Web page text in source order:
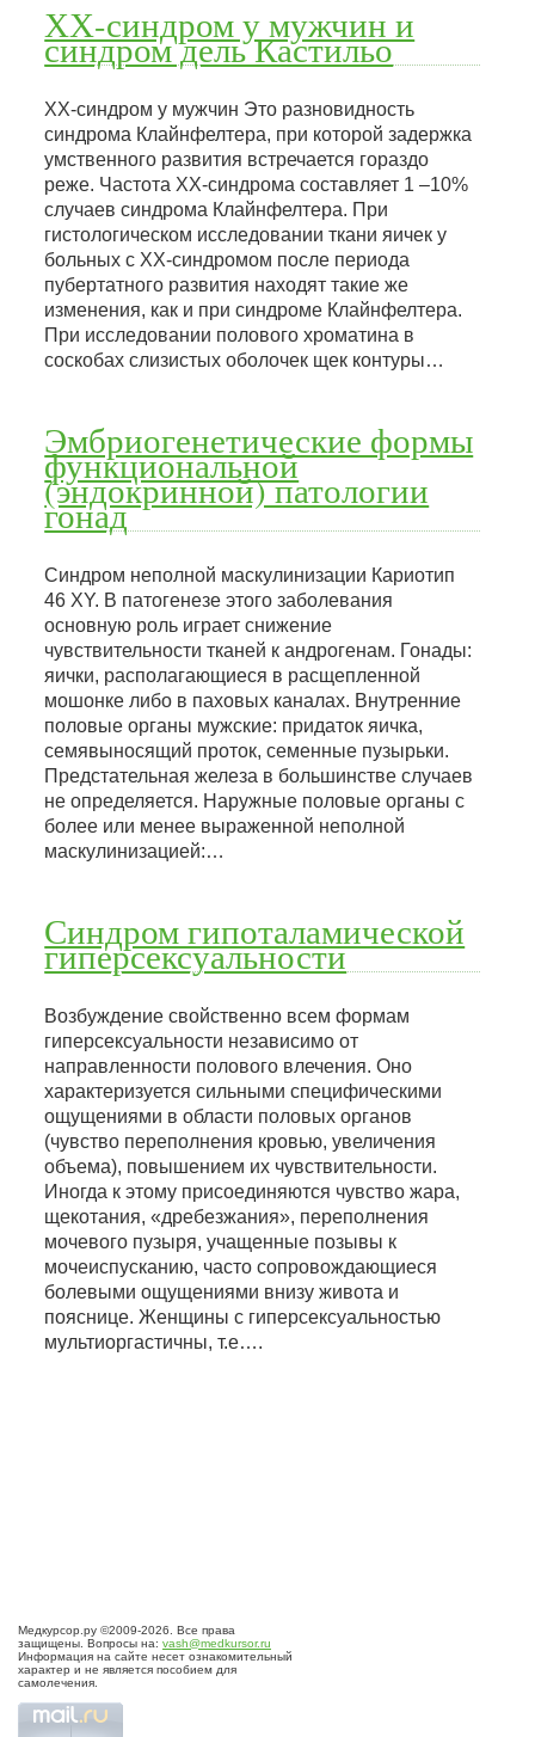
ХХ-синдром у мужчин и
синдром дель Кастильо
ХХ-синдром у мужчин Это разновидность
синдрома Клайнфелтера, при которой задержка
умственного развития встречается гораздо
реже. Частота ХХ-синдрома составляет 1 –10%
случаев синдрома Клайнфелтера. При
гистологическом исследовании ткани яичек у
больных с ХХ-синдромом после периода
пубертатного развития находят такие же
изменения, как и при синдроме Клайнфелтера.
При исследовании полового хроматина в
соскобах слизистых оболочек щек контуры…
Эмбриогенетические формы
функциональной
(эндокринной) патологии
гонад
Синдром неполной маскулинизации Кариотип
46 XY. В патогенезе этого заболевания
основную роль играет снижение
чувствительности тканей к андрогенам. Гонады:
яички, располагающиеся в расщепленной
мошонке либо в паховых каналах. Внутренние
половые органы мужские: придаток яичка,
семявыносящий проток, семенные пузырьки.
Предстательная железа в большинстве случаев
не определяется. Наружные половые органы с
более или менее выраженной неполной
маскулинизацией:…
Синдром гипоталамической
гиперсексуальности
Возбуждение свойственно всем формам
гиперсексуальности независимо от
направленности полового влечения. Оно
характеризуется сильными специфическими
ощущениями в области половых органов
(чувство переполнения кровью, увеличения
объема), повышением их чувствительности.
Иногда к этому присоединяются чувство жара,
щекотания, «дребезжания», переполнения
мочевого пузыря, учащенные позывы к
мочеиспусканию, часто сопровождающиеся
болевыми ощущениями внизу живота и
пояснице. Женщины с гиперсексуальностью
мультиоргастичны, т.е….
Медкурсор.ру ©2009-2026. Все права
защищены. Вопросы на: vash@medkursor.ru
Информация на сайте несет ознакомительный
характер и не является пособием для
самолечения.